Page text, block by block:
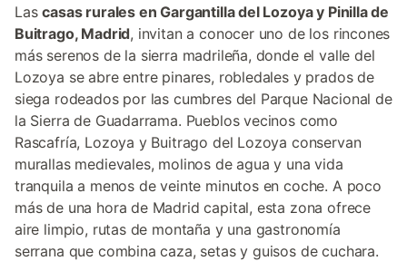
Lascasas rurales en Gargantilla del Lozoya y Pinilla de
Buitrago, Madrid, invitan a conocer uno de los rincones
más serenos de la sierra madrileña, donde el valle del
Lozoya se abre entre pinares, robledales y prados de
siega rodeados por las cumbres del Parque Nacional de
la Sierra de Guadarrama. Pueblos vecinos como
Rascafría, Lozoya y Buitrago del Lozoya conservan
murallas medievales, molinos de agua y una vida
tranquila a menos de veinte minutos en coche. A poco
más de una hora de Madrid capital, esta zona ofrece
aire limpio, rutas de montaña y una gastronomía
serrana que combina caza, setas y guisos de cuchara.